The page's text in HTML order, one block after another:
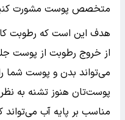
متخصص پوست مشورت
هدف این است که رطوبت
از خروج رطوبت از پوست
می‌تواند بدن و پوست شما
پوست‌تان هنوز تشنه به
مناسب بر پایه آب